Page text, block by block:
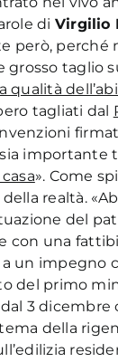
di Virgilio
però, perché
grosso taglio
qualità
tagliati dal
importante
». Come
realtà.
del
con una
a un impegno
del primo
3 dicembre
tema della